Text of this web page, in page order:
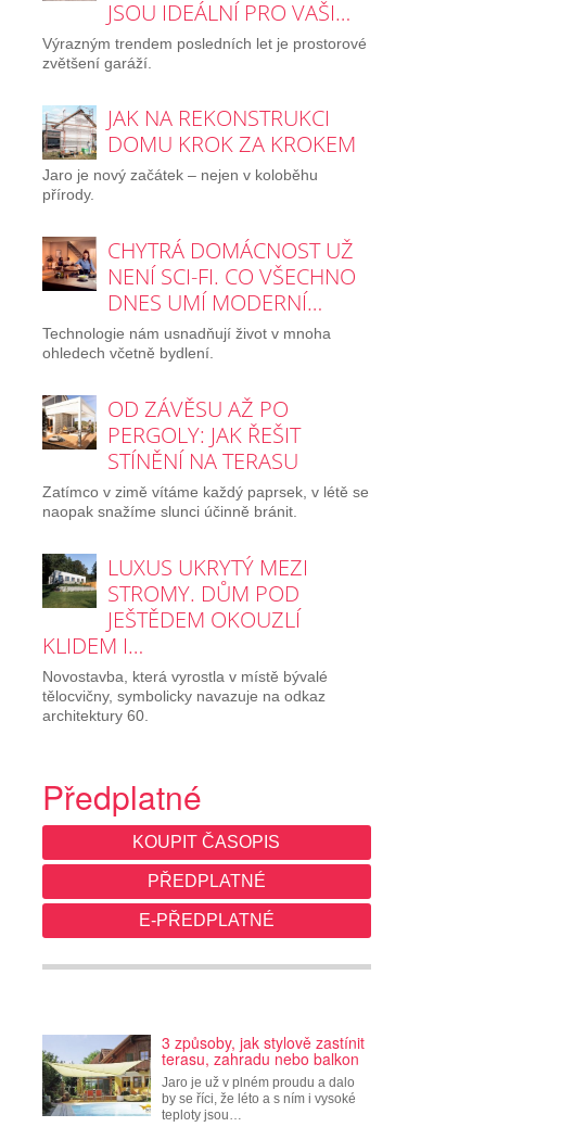
JSOU IDEÁLNÍ PRO VAŠI…
Výrazným trendem posledních let je prostorové
zvětšení garáží.
JAK NA REKONSTRUKCI
DOMU KROK ZA KROKEM
Jaro je nový začátek – nejen v koloběhu
přírody.
CHYTRÁ DOMÁCNOST UŽ
NENÍ SCI-FI. CO VŠECHNO
DNES UMÍ MODERNÍ…
Technologie nám usnadňují život v mnoha
ohledech včetně bydlení.
OD ZÁVĚSU AŽ PO
PERGOLY: JAK ŘEŠIT
STÍNĚNÍ NA TERASU
Zatímco v zimě vítáme každý paprsek, v létě se
naopak snažíme slunci účinně bránit.
LUXUS UKRYTÝ MEZI
STROMY. DŮM POD
JEŠTĚDEM OKOUZLÍ
KLIDEM I…
Novostavba, která vyrostla v místě bývalé
tělocvičny, symbolicky navazuje na odkaz
architektury 60.
Předplatné
KOUPIT ČASOPIS
PŘEDPLATNÉ
E-PŘEDPLATNÉ
3 způsoby, jak stylově zastínit
terasu, zahradu nebo balkon
Jaro je už v plném proudu a dalo
by se říci, že léto a s ním i vysoké
teploty jsou…